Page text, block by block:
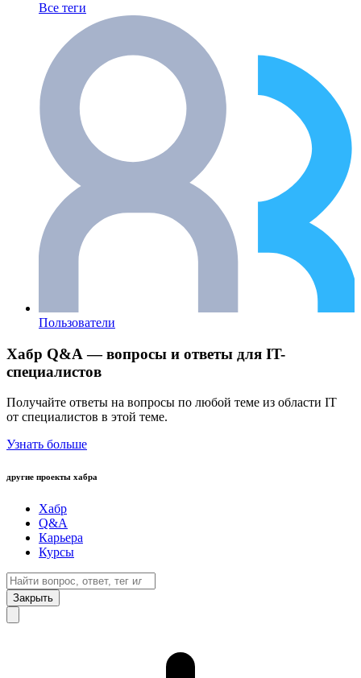
Все теги
Пользователи
Хабр Q&A — вопросы и ответы для IT-
специалистов
Получайте ответы на вопросы по любой теме из области IT
от специалистов в этой теме.
Узнать больше
другие проекты хабра
Хабр
Q&A
Карьера
Курсы
Закрыть